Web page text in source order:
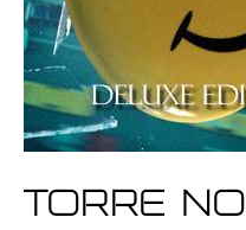
Torre